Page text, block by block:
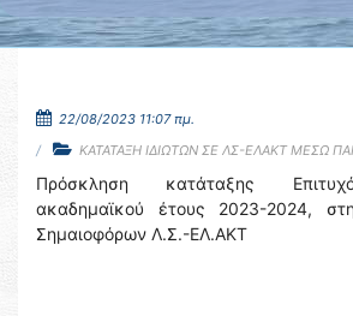
22/08/2023 11:07 πμ.
ΚΑΤΑΤΑΞΗ ΙΔΙΩΤΩΝ ΣΕ ΛΣ-ΕΛΑΚΤ ΜΕΣΩ
Πρόσκληση κατάταξης
ακαδημαϊκού έτους 2023-2024,
Σημαιοφόρων Λ.Σ.-ΕΛ.ΑΚΤ